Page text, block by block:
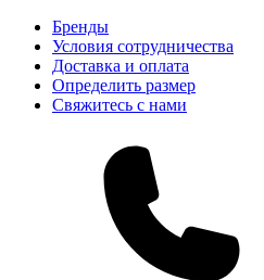
Бренды
Условия сотрудничества
Доставка и оплата
Определить размер
Свяжитесь с нами